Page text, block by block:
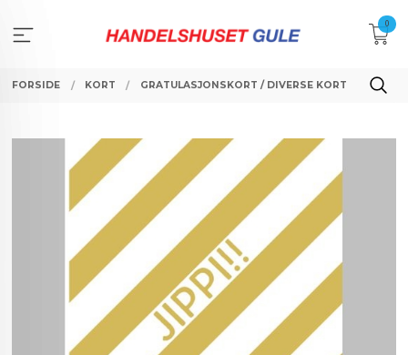
innholdet
0
FORSIDE KORT GRATULASJONSKORT / DIVERSE KORT